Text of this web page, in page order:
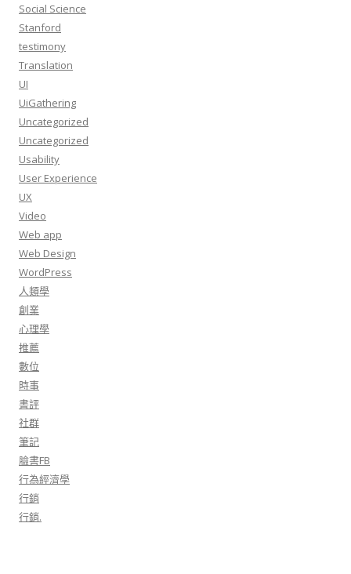
Social Science
Stanford
testimony
Translation
UI
UiGathering
Uncategorized
Uncategorized
Usability
User Experience
UX
Video
Web app
Web Design
WordPress
人類學
創業
心理學
推薦
數位
時事
書評
社群
筆記
臉書FB
行為經濟學
行銷
行銷.